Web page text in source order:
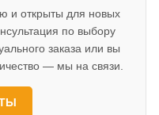
и открыты для новых
по выбору
заказа или вы
— мы на связи.